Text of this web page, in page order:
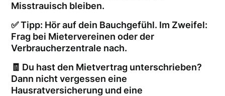
Misstrauisch bleiben.
✅ Tipp: Hör auf dein Bauchgefühl. Im Zweifel:
Frag bei Mietervereinen oder der
Verbraucherzentrale nach.
🧾 Du hast den Mietvertrag unterschrieben?
Dann nicht vergessen eine
Hausratversicherung und eine